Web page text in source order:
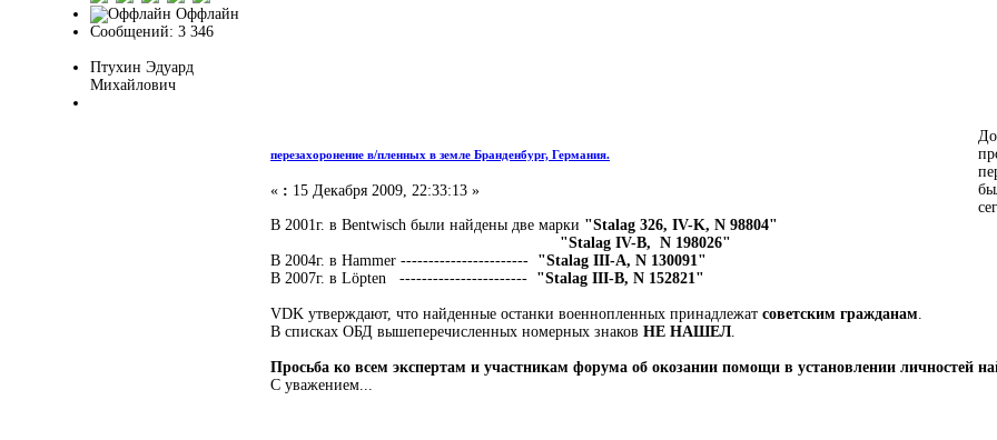
Оффлайн
Сообщений: 3 346
Птухин Эдуард
Михайлович
перезахоронение в/пленных в земле Бранденбург, Германия.
« : 15 Декабря 2009, 22:33:13 »
В 2001г. в Bentwisch были найдены две марки "Stalag 326, IV-K, N 98804"
"Stalag IV-B, N 198026"
В 2004г. в Hammer ----------------------- "Stalag III-A, N 130091"
В 2007г. в Löpten ----------------------- "Stalag III-B, N 152821"
VDK утверждают, что найденные останки военнопленных принадлежатсоветским гражданам
В списках ОБД вышеперечисленных номерных знаковНЕ НАШЕЛ.
Просьба ко всем экспертам и участникам форума об окозании помощи в установлении личностей
С уважением...